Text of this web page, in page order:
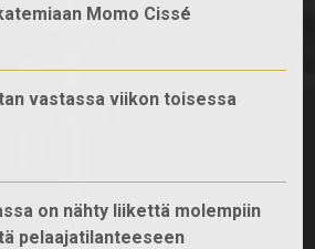
Momo Cissé
vastassa viikon toisessa
on nähty liikettä molempiin
pelaajatilanteeseen